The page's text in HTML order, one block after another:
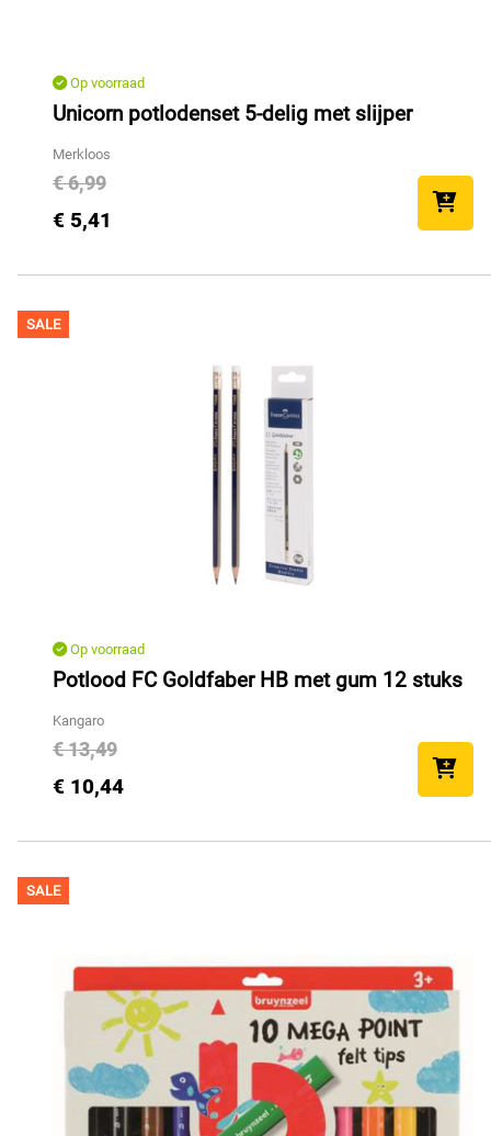
Op voorraad
Unicorn potlodenset 5-delig met slijper
Merkloos
€ 6,99
€ 5,41
SALE
Op voorraad
Potlood FC Goldfaber HB met gum 12 stuks
Kangaro
€ 13,49
€ 10,44
SALE